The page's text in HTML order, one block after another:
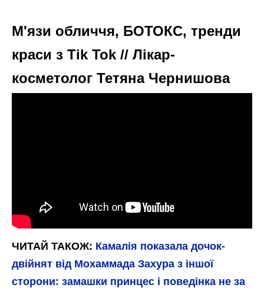
М'язи обличчя, БОТОКС, тренди
краси з Tik Tok // Лікар-
косметолог Тетяна Чернишова
ЧИТАЙ ТАКОЖ: Камалія показала дочок-
двійнят від Мохаммада Захура з іншої
сторони: замашки принцес і поведінка не за